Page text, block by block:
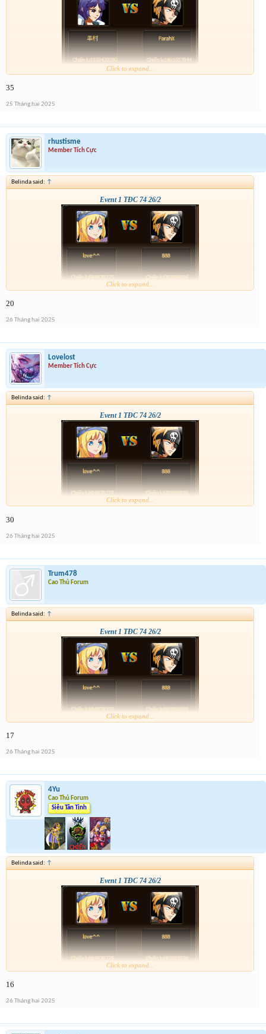
Click to expand...
35
25 Tháng hai 2025
rhustisme
Member Tích Cực
Belinda said: ↑
Event 1 TĐC 74 26/2
Click to expand...
20
26 Tháng hai 2025
Lovelost
Member Tích Cực
Belinda said: ↑
Event 1 TĐC 74 26/2
Click to expand...
30
26 Tháng hai 2025
Trum478
Cao Thủ Forum
Belinda said: ↑
Event 1 TĐC 74 26/2
Click to expand...
17
26 Tháng hai 2025
4Yu
Cao Thủ Forum
Siêu Tân Tinh
Belinda said: ↑
Event 1 TĐC 74 26/2
Click to expand...
16
26 Tháng hai 2025